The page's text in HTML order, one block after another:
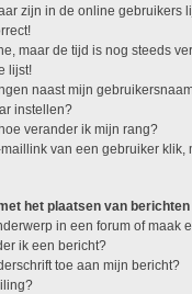
zijn in de online gebruikers
maar de tijd is nog steeds
lijst!
naast mijn
instellen?
verander ik mijn rang?
van een gebruiker klik,
het plaatsen van berichten
in een forum of maak
ik een bericht?
toe aan mijn bericht?